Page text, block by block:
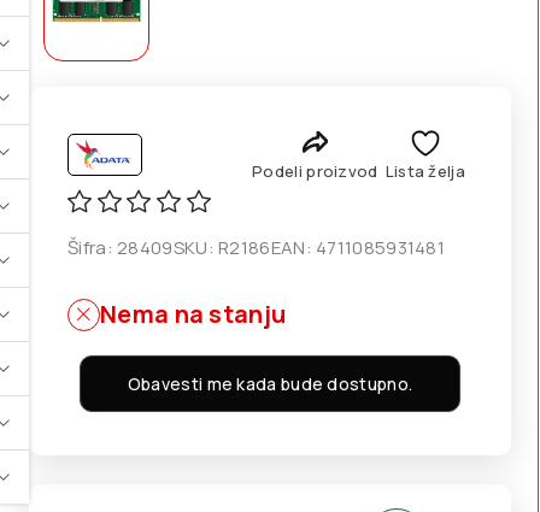
Podeli proizvod Lista želja
Šifra: 28409SKU: R2186EAN: 4711085931481
Nema na stanju
Obavesti me kada bude dostupno.